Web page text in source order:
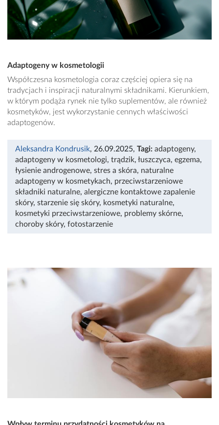
Adaptogeny w kosmetologii
Współczesna kosmetologia coraz częściej opiera się na
tradycjach i inspiracji naturalnymi składnikami. Kierunkiem,
w którym podąża rynek nie tylko suplementów, ale również
kosmetyków, jest wykorzystanie cennych właściwości
adaptogenów.
Aleksandra Kondrusik, 26.09.2025, Tagi: adaptogeny,
adaptogeny w kosmetologi, trądzik, łuszczyca, egzema,
łysienie androgenowe, stres a skóra, naturalne
adaptogeny w kosmetykach, przeciwstarzeniowe
składniki naturalne, alergiczne kontaktowe zapalenie
skóry, starzenie się skóry, kosmetyki naturalne,
kosmetyki przeciwstarzeniowe, problemy skórne,
choroby skóry, fotostarzenie